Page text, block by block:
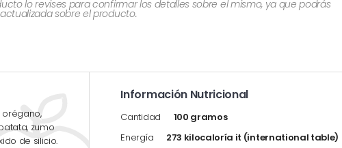
lo revises para confirmar los detalles sobre el mismo, ya que podrás
sobre el producto.
orégano,
zumo
de silicio.
Información Nutricional
Cantidad
100 gramos
Energía
273 kilocaloría it (international table)